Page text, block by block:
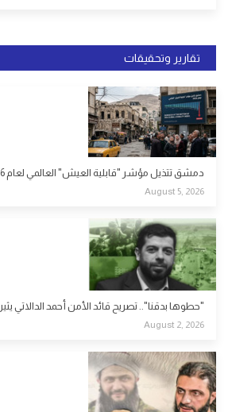
تقارير وتحقيقات
دمشق تتذيل مؤشر "قابلية العيش" العالمي لعام 2026
August 5, 2026
"حطوها بدقنا".. تصريح قائد الأمن أحمد الدالاتي
August 2, 2026